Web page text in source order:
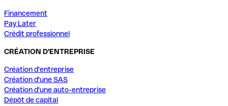
Financement
Pay Later
Crédit professionnel
CRÉATION D'ENTREPRISE
Création d'entreprise
Création d'une SAS
Création d'une auto-entreprise
Dépôt de capital